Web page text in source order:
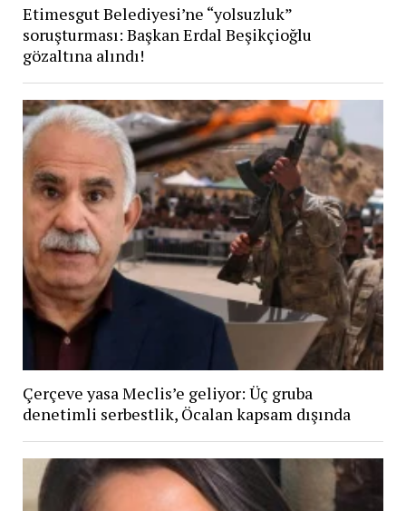
Etimesgut Belediyesi’ne “yolsuzluk”
soruşturması: Başkan Erdal Beşikçioğlu
gözaltına alındı!
Çerçeve yasa Meclis’e geliyor: Üç gruba
denetimli serbestlik, Öcalan kapsam dışında